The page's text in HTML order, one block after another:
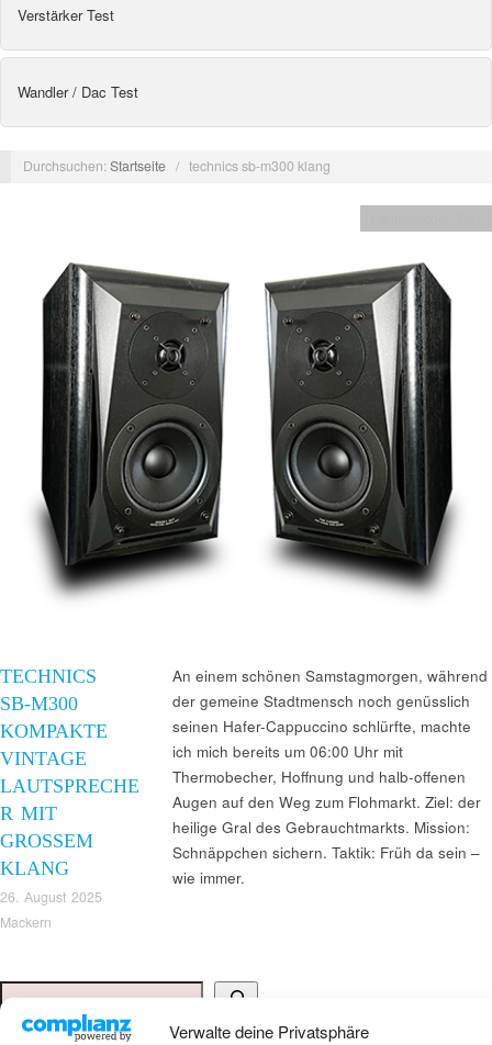
Verwalte deine Privatsphäre
Verstärker Test
Wandler / Dac Test
Durchsuchen:Startseite / technics sb-m300 klang
TECHNICS
SB‑M300
KOMPAKTE
VINTAGE
LAUTSPRECHE
R MIT
GROSSEM K
LANG
26. August 2025
Mackern
An einem schönen Samstagmorgen, während
der gemeine Stadtmensch noch genüsslich
seinen Hafer-Cappuccino schlürfte, machte
ich mich bereits um 06:00 Uhr mit
Thermobecher, Hoffnung und halb-offenen
Augen auf den Weg zum Flohmarkt. Ziel: der
heilige Gral des Gebrauchtmarkts. Mission:
Schnäppchen sichern. Taktik: Früh da sein –
wie immer.
Suchen
ANKAUF HIFI & HIGH GERÄTE: +491794761922